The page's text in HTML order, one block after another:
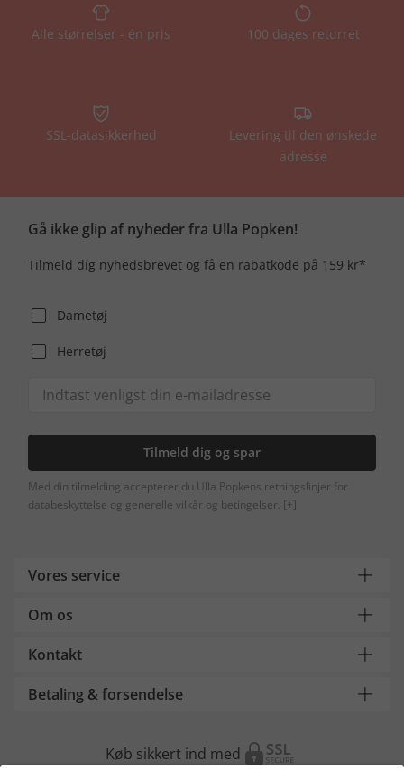
Alle størrelser - én pris 100 dages returret
SSL-datasikkerhed
Levering til den ønskede
adresse
Gå ikke glip af nyheder fra Ulla Popken!
Tilmeld dig nyhedsbrevet og få en rabatkode på 159 kr*
Dametøj
Herretøj
Tilmeld dig og spar
Med din tilmelding accepterer du Ulla Popkens retningslinjer for
databeskyttelse og generelle vilkår og betingelser. [+]
Vores service
Om os
Kontakt
Betaling & forsendelse
Køb sikkert ind med